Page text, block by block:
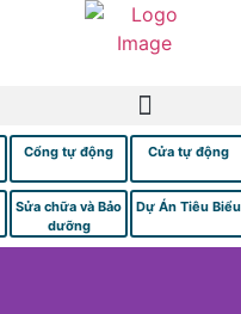
Cổng tự động Cửa tự động
Sửa chữa và Bảo
dưỡng
Dự Án Tiêu Biểu